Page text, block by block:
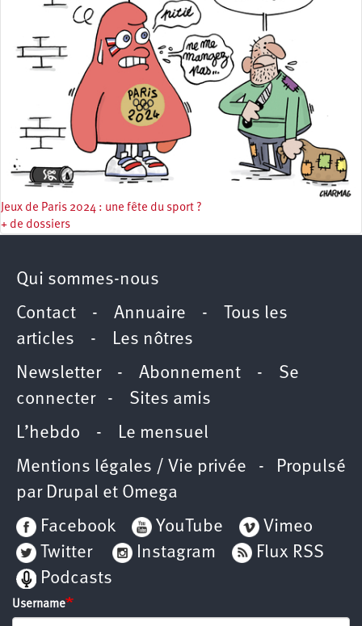
Jeux de Paris 2024 : une fête du sport ?
+ de dossiers
Qui sommes-nous
Contact - Annuaire -
Tous les
articles - Les nôtres
Newsletter- Abonnement - Se
connecter- Sites amis
L’hebdo - Le mensuel
Mentions légales / Vie privée - Propulsé
par Drupal et Omega
Facebook
YouTube
Vimeo
Twitter
Instagram
Flux RSS
Podcasts
Username